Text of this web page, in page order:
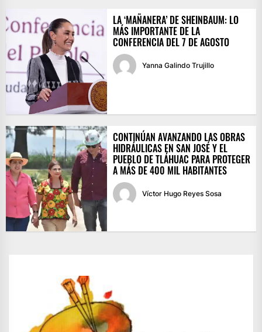
LA ‘MAÑANERA’ DE SHEINBAUM: LO
MÁS IMPORTANTE DE LA
CONFERENCIA DEL 7 DE AGOSTO
Yanna Galindo Trujillo
CONTINÚAN AVANZANDO LAS OBRAS
HIDRÁULICAS EN SAN JOSÉ Y EL
PUEBLO DE TLÁHUAC PARA PROTEGER
A MÁS DE 400 MIL HABITANTES
Víctor Hugo Reyes Sosa